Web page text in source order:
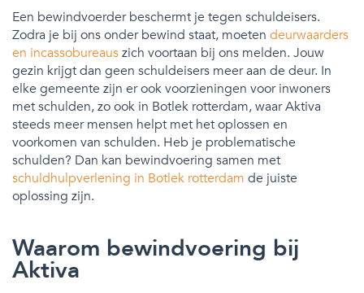
Een bewindvoerder beschermt je tegen schuldeisers.
Zodra je bij ons onder bewind staat, moeten deurwaarders
en incassobureauszich voortaan bij ons melden. Jouw
gezin krijgt dan geen schuldeisers meer aan de deur. In
elke gemeente zijn er ook voorzieningen voor inwoners
met schulden, zo ook in Botlek rotterdam, waar Aktiva
steeds meer mensen helpt met het oplossen en
voorkomen van schulden. Heb je problematische
schulden? Dan kan bewindvoering samen met
schuldhulpverlening in Botlek rotterdam de juiste
oplossing zijn.
Waarom bewindvoering bij
Aktiva